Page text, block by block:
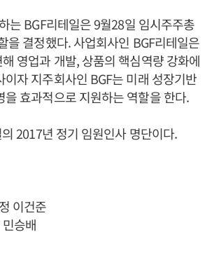
는 BGF리테일은 9월28일 임시주주총
을 결정했다. 사업회사인 BGF리테일은
영업과 개발, 상품의 핵심역량 강화에
이자 지주회사인 BGF는 미래 성장기반
을 효과적으로 지원하는 역할을 한다.
2017년 정기 임원인사 명단이다.
이건준
승배